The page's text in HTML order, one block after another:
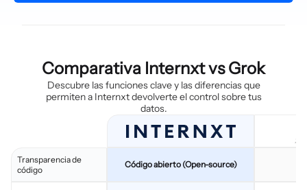
Comparativa Internxt vs Grok
Descubre las funciones clave y las diferencias que
permiten a Internxt devolverte el control sobre tus
datos.
Transparencia de
código
Código abierto (Open-source)